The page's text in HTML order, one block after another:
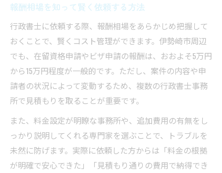
報酬相場を知って賢く依頼する方法
行政書士に依頼する際、報酬相場をあらかじめ把握して
おくことで、賢くコスト管理ができます。伊勢崎市周辺
でも、在留資格申請やビザ申請の報酬は、おおよそ5万円
から15万円程度が一般的です。ただし、案件の内容や申
請者の状況によって変動するため、複数の行政書士事務
所で見積もりを取ることが重要です。
また、料金設定が明瞭な事務所や、追加費用の有無をし
っかり説明してくれる専門家を選ぶことで、トラブルを
未然に防げます。実際に依頼した方からは「料金の根拠
が明確で安心できた」「見積もり通りの費用で納得でき